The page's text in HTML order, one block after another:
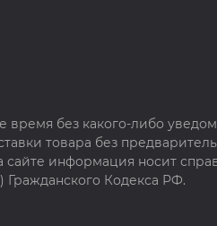
время без какого-либо
товара без
информация носит
Гражданского Кодекса РФ.